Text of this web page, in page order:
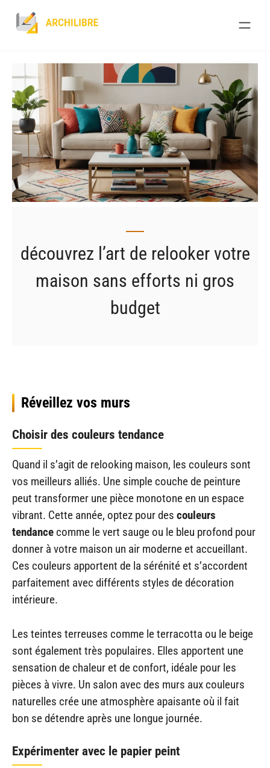
découvrez l’art de relooker votre
maison sans efforts ni gros
budget
Réveillez vos murs
Choisir des couleurs tendance
Quand il s’agit de relooking maison, les couleurs sont
vos meilleurs alliés. Une simple couche de peinture
peut transformer une pièce monotone en un espace
vibrant. Cette année, optez pour des couleurs
tendance comme le vert sauge ou le bleu profond pour
donner à votre maison un air moderne et accueillant.
Ces couleurs apportent de la sérénité et s’accordent
parfaitement avec différents styles de décoration
intérieure.
Les teintes terreuses comme le terracotta ou le beige
sont également très populaires. Elles apportent une
sensation de chaleur et de confort, idéale pour les
pièces à vivre. Un salon avec des murs aux couleurs
naturelles crée une atmosphère apaisante où il fait
bon se détendre après une longue journée.
Expérimenter avec le papier peint